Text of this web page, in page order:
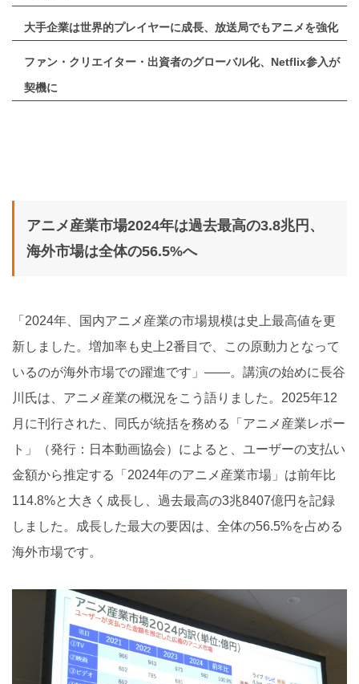
大手企業は世界的プレイヤーに成長、放送局でもアニメを強化
ファン・クリエイター・出資者のグローバル化、Netflix参入が
契機に
アニメ産業市場2024年は過去最高の3.8兆円、
海外市場は全体の56.5%へ
「2024年、国内アニメ産業の市場規模は史上最高値を更
新しました。増加率も史上2番目で、この原動力となって
いるのが海外市場での躍進です」――。講演の始めに長谷
川氏は、アニメ産業の概況をこう語りました。2025年12
月に刊行された、同氏が統括を務める「アニメ産業レポー
ト」（発行：日本動画協会）によると、ユーザーの支払い
金額から推定する「2024年のアニメ産業市場」は前年比
114.8%と大きく成長し、過去最高の3兆8407億円を記録
しました。成長した最大の要因は、全体の56.5%を占める
海外市場です。